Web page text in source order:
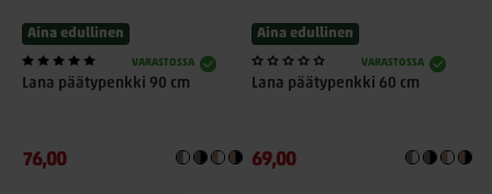
Aina edullinen
VARASTOSSA
Lana päätypenkki 90 cm
76,00
Aina edullinen
VARASTOSSA
Lana päätypenkki 60 cm
69,00